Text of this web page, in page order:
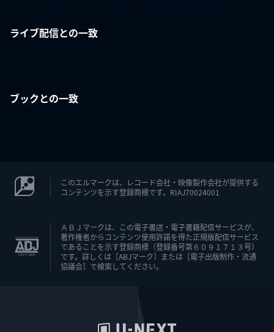
ライブ配信との一致
ブックとの一致
このエルマークは、レコード会社・映像製作会社が提供する
コンテンツを示す登録商標です。RIAJ70024001
ＡＢＪマークは、この電子書店・電子書籍配信サービスが、
著作権者からコンテンツ使用許諾を得た正規版配信サービス
であることを示す登録商標（登録番号第６０９１７１３号）
です。詳しくは［ABJマーク］または［電子出版制作・流通
協議会］で検索してください。